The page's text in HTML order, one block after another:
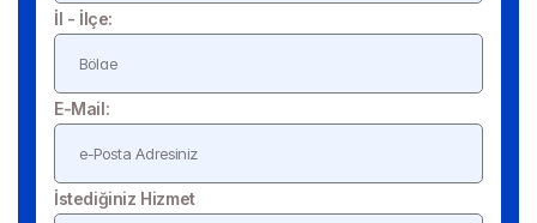
İl - İlçe:
E-Mail:
İstediğiniz Hizmet